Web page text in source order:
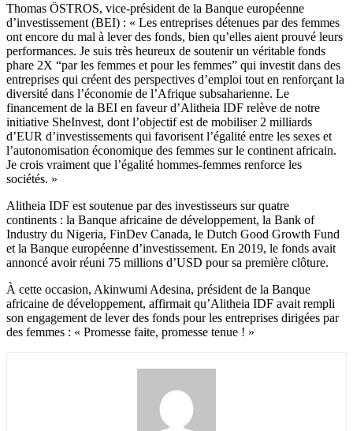
Thomas ÖSTROS, vice-président de la Banque européenne
d’investissement (BEI) : « Les entreprises détenues par des femmes
ont encore du mal à lever des fonds, bien qu’elles aient prouvé leurs
performances. Je suis très heureux de soutenir un véritable fonds
phare 2X “par les femmes et pour les femmes” qui investit dans des
entreprises qui créent des perspectives d’emploi tout en renforçant la
diversité dans l’économie de l’Afrique subsaharienne. Le
financement de la BEI en faveur d’Alitheia IDF relève de notre
initiative SheInvest, dont l’objectif est de mobiliser 2 milliards
d’EUR d’investissements qui favorisent l’égalité entre les sexes et
l’autonomisation économique des femmes sur le continent africain.
Je crois vraiment que l’égalité hommes-femmes renforce les
sociétés. »
Alitheia IDF est soutenue par des investisseurs sur quatre
continents : la Banque africaine de développement, la Bank of
Industry du Nigeria, FinDev Canada, le Dutch Good Growth Fund
et la Banque européenne d’investissement. En 2019, le fonds avait
annoncé avoir réuni 75 millions d’USD pour sa première clôture.
À cette occasion, Akinwumi Adesina, président de la Banque
africaine de développement, affirmait qu’Alitheia IDF avait rempli
son engagement de lever des fonds pour les entreprises dirigées par
des femmes : « Promesse faite, promesse tenue ! »